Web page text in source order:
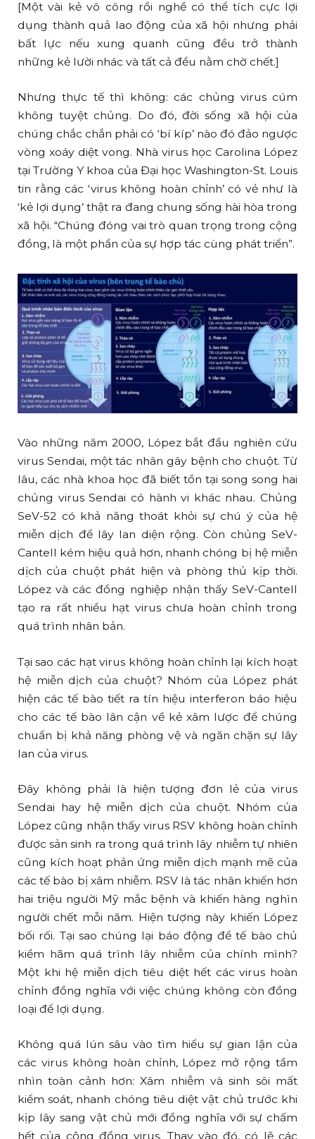
[Một vài kẻ vô công rồi nghề có thể tích cực lợi
dụng thành quả lao động của xã hội nhưng phải
bất lực nếu xung quanh cũng đều trở thành
những kẻ lười nhác và tất cả đều nằm chờ chết.]
Nhưng thực tế thì không: các chủng virus cúm
không tuyệt chủng. Do đó, đời sống xã hội của
chúng chắc chắn phải có ‘bí kíp’ nào đó đảo ngược
vòng xoáy diệt vong. Nhà virus học Carolina López
tại Trường Y khoa của Đại học Washington-St. Louis
tin rằng các ‘virus không hoàn chỉnh’ có vẻ như là
‘kẻ lợi dụng’ thật ra đang chung sống hài hòa trong
xã hội. “Chúng đóng vai trò quan trọng trong cộng
đồng, là một phần của sự hợp tác cùng phát triển”.
Vào những năm 2000, López bắt đầu nghiên cứu
virus Sendai, một tác nhân gây bệnh cho chuột. Từ
lâu, các nhà khoa học đã biết tồn tại song song hai
chủng virus Sendai có hành vi khác nhau. Chủng
SeV-52 có khả năng thoát khỏi sự chú ý của hệ
miễn dịch để lây lan diện rộng. Còn chủng SeV-
Cantell kém hiệu quả hơn, nhanh chóng bị hệ miễn
dịch của chuột phát hiện và phòng thủ kịp thời.
López và các đồng nghiệp nhận thấy SeV-Cantell
tạo ra rất nhiều hạt virus chưa hoàn chỉnh trong
quá trình nhân bản.
Tại sao các hạt virus không hoàn chỉnh lại kích hoạt
hệ miễn dịch của chuột? Nhóm của López phát
hiện các tế bào tiết ra tín hiệu interferon báo hiệu
cho các tế bào lân cận về kẻ xâm lược để chúng
chuẩn bị khả năng phòng vệ và ngăn chặn sự lây
lan của virus.
Đây không phải là hiện tượng đơn lẻ của virus
Sendai hay hệ miễn dịch của chuột. Nhóm của
López cũng nhận thấy virus RSV không hoàn chỉnh
được sản sinh ra trong quá trình lây nhiễm tự nhiên
cũng kích hoạt phản ứng miễn dịch mạnh mẽ của
các tế bào bị xâm nhiễm. RSV là tác nhân khiến hơn
hai triệu người Mỹ mắc bệnh và khiến hàng nghìn
người chết mỗi năm. Hiện tượng này khiến López
bối rối. Tại sao chúng lại báo động để tế bào chủ
kiềm hãm quá trình lây nhiễm của chính mình?
Một khi hệ miễn dịch tiêu diệt hết các virus hoàn
chỉnh đồng nghĩa với việc chúng không còn đồng
loại để lợi dụng.
Không quá lún sâu vào tìm hiểu sự gian lận của
các virus không hoàn chỉnh, López mở rộng tầm
nhìn toàn cảnh hơn: Xâm nhiễm và sinh sôi mất
kiểm soát, nhanh chóng tiêu diệt vật chủ trước khi
kịp lây sang vật chủ mới đồng nghĩa với sự chấm
hết của cộng đồng virus. Thay vào đó, có lẽ các